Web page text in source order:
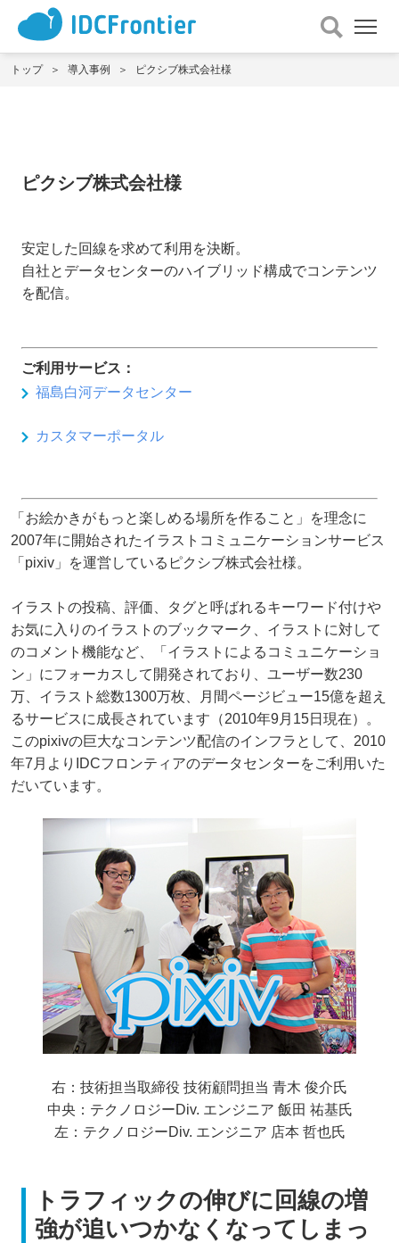
メ
トップ 導入事例 ピクシブ株式会社様
ピクシブ株式会社様
安定した回線を求めて利用を決断。
自社とデータセンターのハイブリッド構成でコンテンツ
を配信。
ご利用サービス：
福島白河データセンター
カスタマーポータル
「お絵かきがもっと楽しめる場所を作ること」を理念に
2007年に開始されたイラストコミュニケーションサービス
「pixiv」を運営しているピクシブ株式会社様。
イラストの投稿、評価、タグと呼ばれるキーワード付けや
お気に入りのイラストのブックマーク、イラストに対して
のコメント機能など、「イラストによるコミュニケーショ
ン」にフォーカスして開発されており、ユーザー数230
万、イラスト総数1300万枚、月間ページビュー15億を超え
るサービスに成長されています（2010年9月15日現在）。
このpixivの巨大なコンテンツ配信のインフラとして、2010
年7月よりIDCフロンティアのデータセンターをご利用いた
だいています。
右：技術担当取締役 技術顧問担当 青木 俊介氏
中央：テクノロジーDiv. エンジニア 飯田 祐基氏
左：テクノロジーDiv. エンジニア 店本 哲也氏
トラフィックの伸びに回線の増
強が追いつかなくなってしまっ